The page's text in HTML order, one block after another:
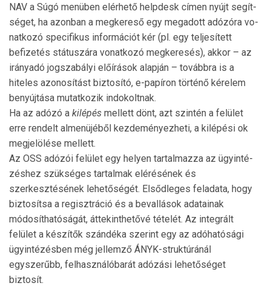
NAV a Súgó menüben elérhető helpdesk címen nyújt segít­
séget, ha azonban a megkereső egy meg­adott adózóra vo­
nat­kozó specifikus információt kér (pl. egy teljesített
befizetés státuszára vonatkozó meg­keresés), akkor – az
irányadó jogszabályi előírások alapján – továbbra is a
hiteles azonosítást biztosító, e-papí­ron történő kérelem
benyújtása mutatkozik indokoltnak.
Ha az adózó a kilépés mellett dönt, azt szintén a felület
erre rendelt almenüjéből kezdeményezheti, a kilépési ok
megjelölése mellett.
Az OSS adózói felület egy helyen tartalmazza az ügyin­té­
zés­hez szükséges tartalmak elérésének és
szerkesztésének le­hetőségét. Elsődleges feladata, hogy
biztosítsa a regiszt­ráció és a bevallások adatainak
módosíthatóságát, áttekint­hetővé tételét. Az integrált
felület a készítők szándéka sze­rint egy az adóhatósági
ügyintézésben még jellemző ÁNYK-struktúránál
egyszerűbb, felhasználóbarát adózási lehetőséget
biztosít.